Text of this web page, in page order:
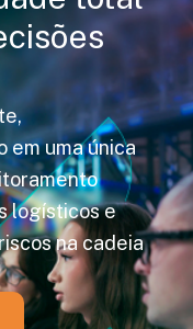
em uma única
logísticos e
na cadeia